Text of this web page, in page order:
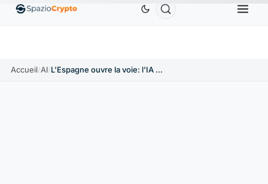
EthereumETH1 880,58 $US TetherUSDT ↑0.00%
Accueil/AI/ L'Espagne ouvre la voie: l'IA Act européen traduit en loi nationale